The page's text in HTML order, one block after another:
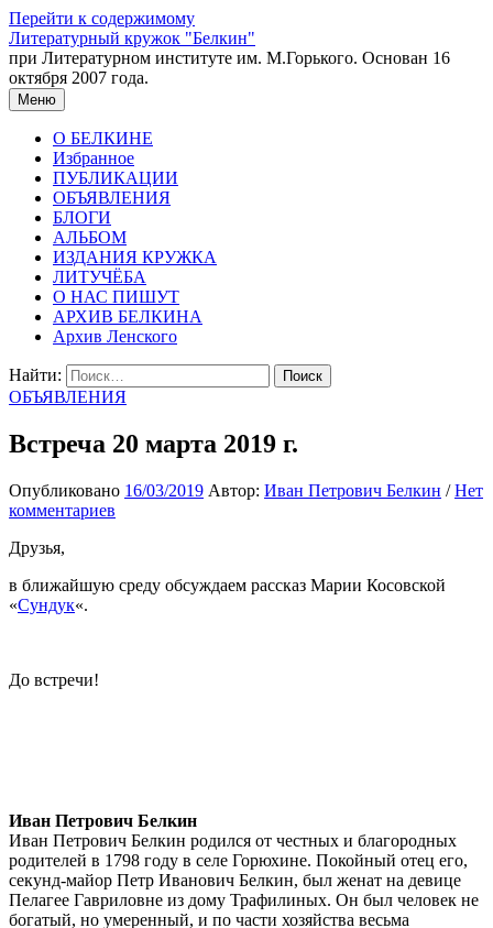
Перейти к содержимому
Литературный кружок "Белкин"
при Литературном институте им. М.Горького. Основан 16
октября 2007 года.
Меню
О БЕЛКИНЕ
Избранное
ПУБЛИКАЦИИ
ОБЪЯВЛЕНИЯ
БЛОГИ
АЛЬБОМ
ИЗДАНИЯ КРУЖКА
ЛИТУЧЁБА
О НАС ПИШУТ
АРХИВ БЕЛКИНА
Архив Ленского
Найти:
ОБЪЯВЛЕНИЯ
Встреча 20 марта 2019 г.
Опубликовано 16/03/2019 Автор: Иван Петрович Белкин /Нет
комментариев
Друзья,
в ближайшую среду обсуждаем рассказ Марии Косовской
«Сундук«.
До встречи!
Иван Петрович Белкин
Иван Петрович Белкин родился от честных и благородных
родителей в 1798 году в селе Горюхине. Покойный отец его,
секунд-майор Петр Иванович Белкин, был женат на девице
Пелагее Гавриловне из дому Трафилиных. Он был человек не
богатый, но умеренный, и по части хозяйства весьма